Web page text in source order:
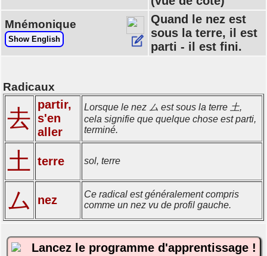
Mnémonique
Show English
Quand le nez est
sous la terre, il est
parti - il est fini.
Radicaux
去
partir,
s'en
aller
Lorsque le nez ム est sous la terre 土,
cela signifie que quelque chose est parti,
terminé.
土 terre sol, terre
ム nez
Ce radical est généralement compris
comme un nez vu de profil gauche.
Lancez le programme d'apprentissage !